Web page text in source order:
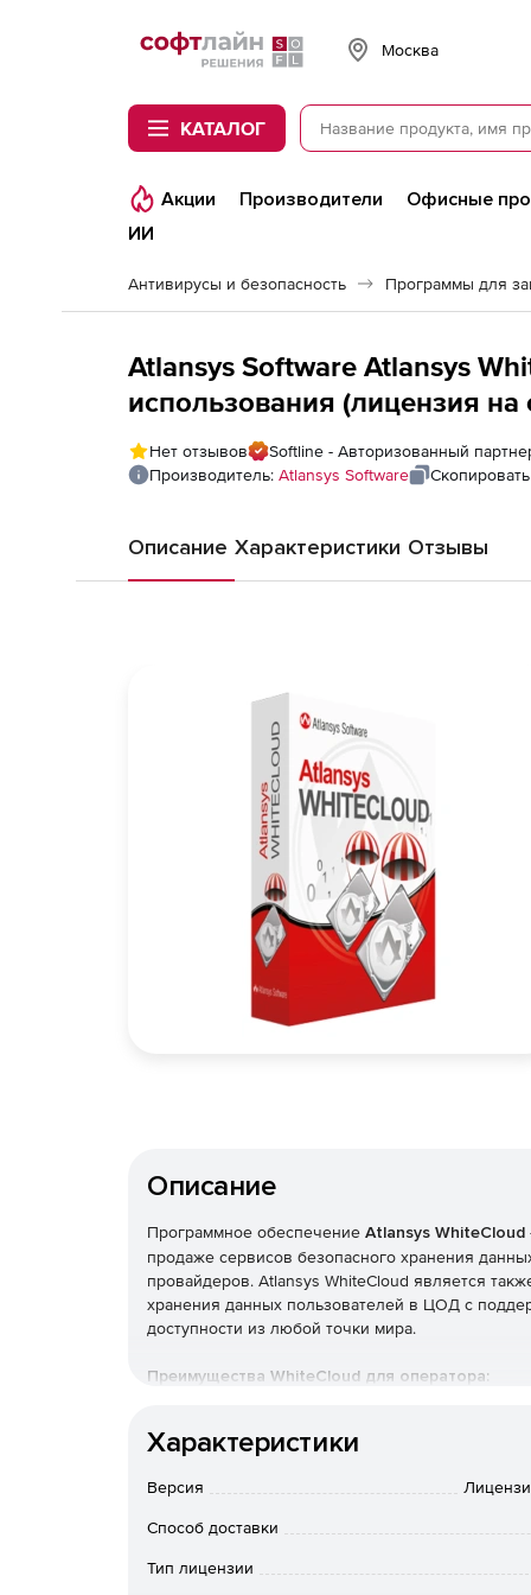
Softline
Москва
КАТАЛОГ
Акции Производители Офисные
ИИ
Антивирусы и безопасность Программы для
Atlansys Software Atlansys
использования (лицензия
места пользователя), на 12
Нет отзывов
Softline - Авторизованный
Производитель: Atlansys Software
Описание Характеристики Отзывы
Описание
Программное обеспечение Atlansys WhiteCloud
продаже сервисов безопасного хранения
провайдеров. Atlansys WhiteCloud является
хранения данных пользователей в ЦОД с
доступности из любой точки мира.
Преимущества WhiteCloud для оператора:
Быстрая инсталляция – экономия времени и
Единая система управления и тарификации.
Характеристики
Версия
Способ доставки
Тип лицензии